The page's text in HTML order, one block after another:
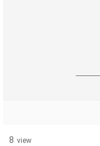
8 view